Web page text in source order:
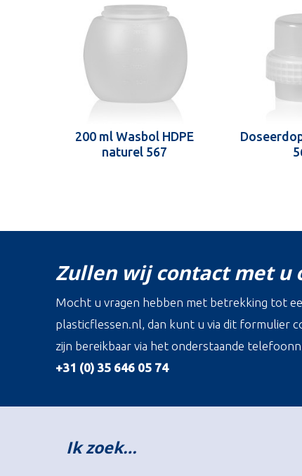
200 ml Wasbol HDPE
naturel 567
Zullen wij contact met u
Mocht u vragen hebben met betrekking tot
plasticflessen.nl, dan kunt u via dit formulier
zijn bereikbaar via het onderstaande
+31 (0) 35 646 05 74
Ik zoek…